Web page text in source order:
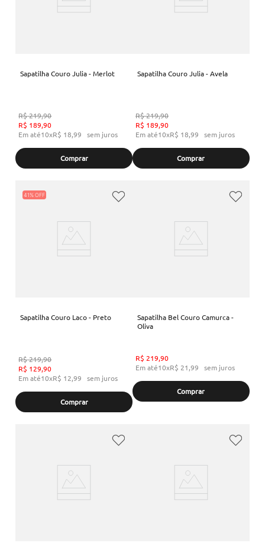
Sapatilha Couro Julia - Merlot
R$219,90
R$ 189,90
Em até10xR$ 18,99 sem juros
Comprar
Sapatilha Couro Julia - Avela
R$219,90
R$ 189,90
Em até10xR$ 18,99 sem juros
Comprar
41%
Sapatilha Couro Laco - Preto
R$219,90
R$ 129,90
Em até10xR$ 12,99 sem juros
Comprar
Sapatilha Bel Couro Camurca -
Oliva
R$ 219,90
Em até10xR$ 21,99 sem juros
Comprar